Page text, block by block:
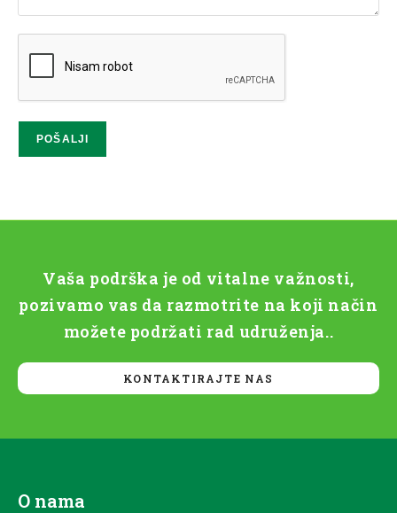
Vaša podrška je od vitalne važnosti,
pozivamo vas da razmotrite na koji način
možete podržati rad udruženja..
KONTAKTIRAJTE NAS
O nama